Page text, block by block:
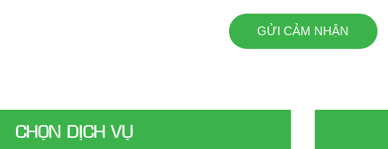
GỬI CẢM NHẬN
CHỌN DỊCH VỤ